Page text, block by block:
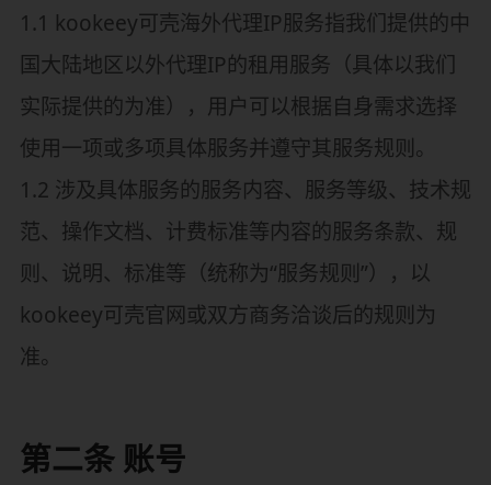
1.1 kookeey可壳海外代理IP服务指我们提供的中
国大陆地区以外代理IP的租用服务（具体以我们
实际提供的为准），用户可以根据自身需求选择
使用一项或多项具体服务并遵守其服务规则。
1.2 涉及具体服务的服务内容、服务等级、技术规
范、操作文档、计费标准等内容的服务条款、规
则、说明、标准等（统称为“服务规则”），以
kookeey可壳官网或双方商务洽谈后的规则为
准。
第二条 账号